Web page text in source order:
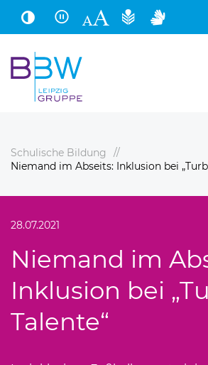
Schulische Bildung
Niemand im Abseits: Inklusion bei
28.07.2021
Niemand im
Inklusion bei
Talente“